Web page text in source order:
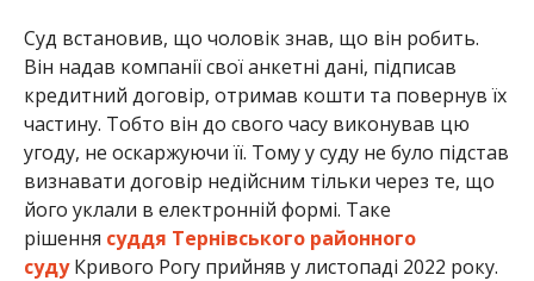
Суд встановив, що чоловік знав, що він робить.
Він надав компанії свої анкетні дані, підписав
кредитний договір, отримав кошти та повернув їх
частину. Тобто він до свого часу виконував цю
угоду, не оскаржуючи її. Тому у суду не було підстав
визнавати договір недійсним тільки через те, що
його уклали в електронній формі. Таке
рішення суддя Тернівського районного
судуКривого Рогу прийняв у листопаді 2022 року.